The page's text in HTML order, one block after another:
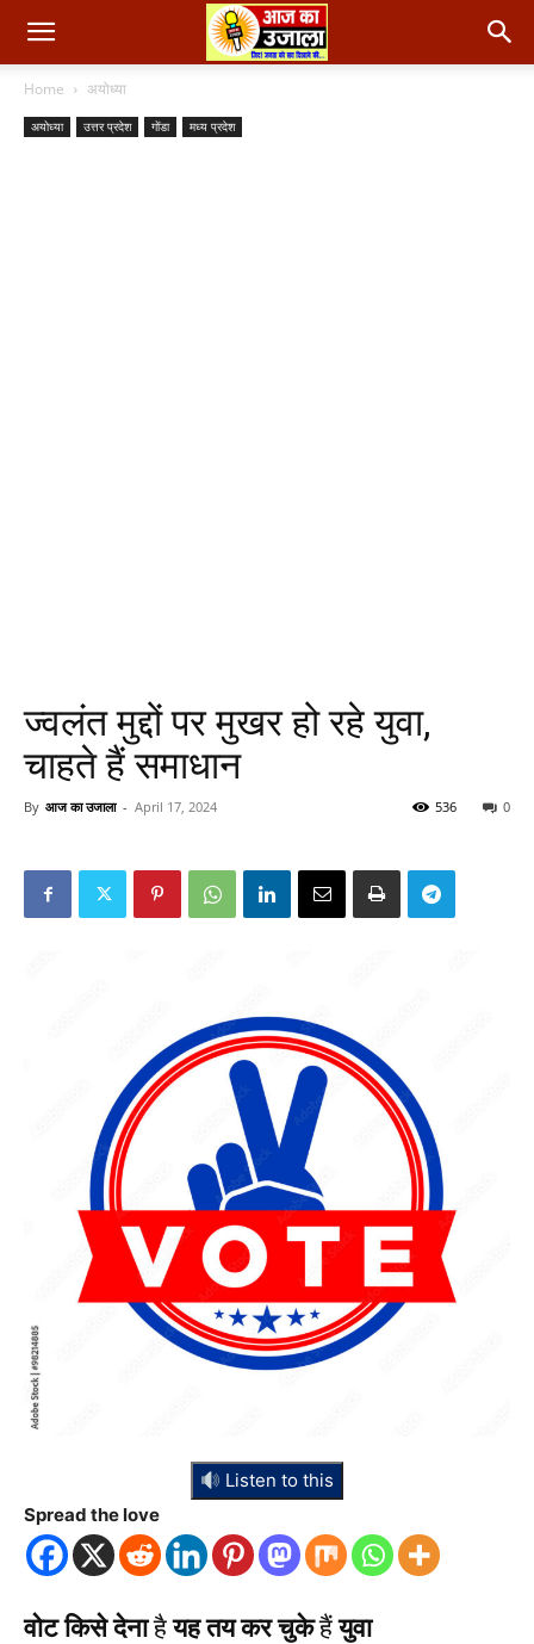
Home अयोध्या
अयोध्या उत्तर प्रदेश गोंडा मध्य प्रदेश
ज्वलंत मुद्दों पर मुखर हो रहे युवा,
चाहते हैं समाधान
By आज का उजाला - April 17, 2024 0
536
Listen to this
Spread the love
वोट किसे देनाहैयह तय कर चुकेहैंयुवा